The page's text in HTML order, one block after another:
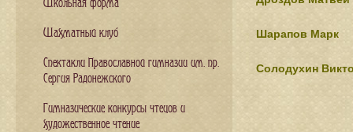
Шарапов Марк
Солодухин
Школьная форма
Шахматный клуб
Спектакли Православной гимназии им. пр.
Сергия Радонежского
Гимназические конкурсы чтецов и
художественное чтение